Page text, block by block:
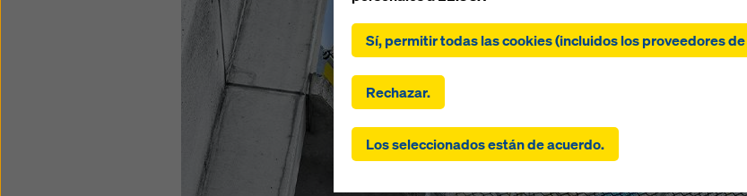
Al hacer clic en «Permitir todas las cookies (incluidos los
EE.UU.)», aceptas la instalación y el uso de todas las cookies. Al
«Aceptar las seleccionadas», da su consentimiento a las
transferencia de datos a terceros países como EE.UU.. Si la
ha seleccionado también incluye proveedores que transfieren
países en los que no existe una decisión de adecuación en
del GDPR y no hay salvaguardias apropiadas en virtud del
su consentimiento también se extiende a esto. Puede existir el
Sí, permitir todas las cookies (incluidos los proveedores de
Rechazar.
Los seleccionados están de acuerdo.